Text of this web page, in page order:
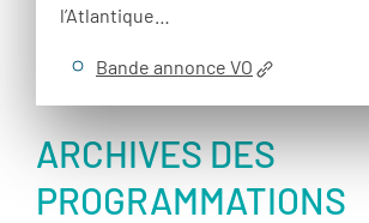
l’Atlantique…
Bande annonce VO
ARCHIVES DES
PROGRAMMATIONS